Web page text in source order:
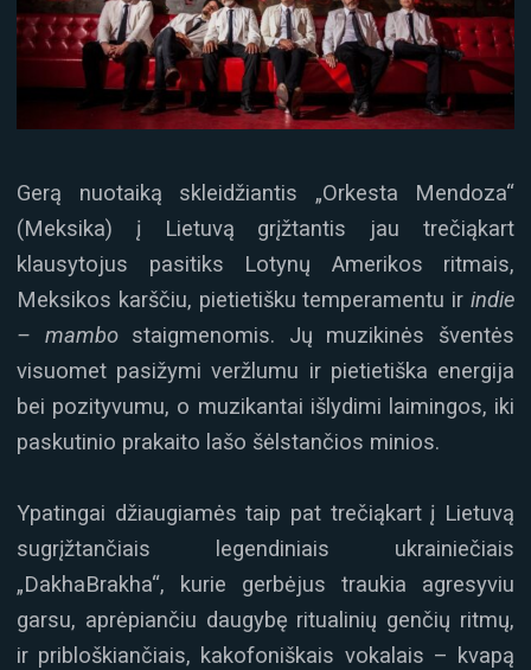
Gerą nuotaiką skleidžiantis „Orkesta Mendoza“
(Meksika) į Lietuvą grįžtantis jau trečiąkart
klausytojus pasitiks Lotynų Amerikos ritmais,
Meksikos karščiu, pietietišku temperamentu ir indie
– mambostaigmenomis. Jų muzikinės šventės
visuomet pasižymi veržlumu ir pietietiška energija
bei pozityvumu, o muzikantai išlydimi laimingos, iki
paskutinio prakaito lašo šėlstančios minios.
Ypatingai džiaugiamės taip pat trečiąkart į Lietuvą
sugrįžtančiais legendiniais ukrainiečiais
„DakhaBrakha“, kurie gerbėjus traukia agresyviu
garsu, aprėpiančiu daugybę ritualinių genčių ritmų,
ir pribloškiančiais, kakofoniškais vokalais – kvapą